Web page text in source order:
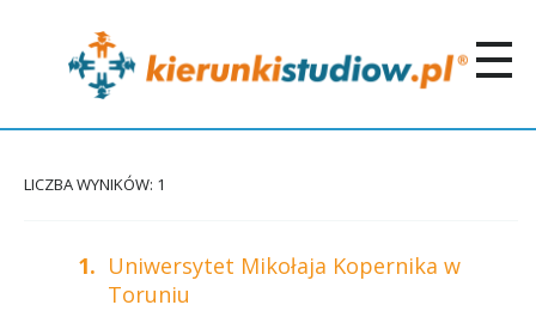
LICZBA WYNIKÓW: 1
1. Uniwersytet Mikołaja Kopernika w
Toruniu